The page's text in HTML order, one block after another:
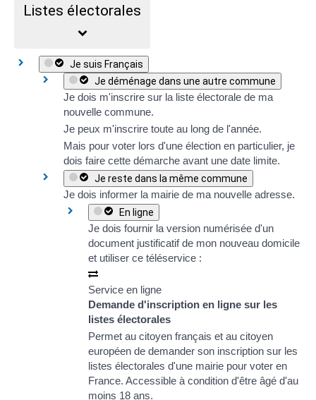
Listes électorales
Je suis Français
Je déménage dans une autre commune
Je dois m'inscrire sur la liste électorale de ma
nouvelle commune.
Je peux m'inscrire toute au long de l'année.
Mais pour voter lors d'une élection en particulier, je
dois faire cette démarche avant une date limite.
Je reste dans la même commune
Je dois informer la mairie de ma nouvelle adresse.
En ligne
Je dois fournir la version numérisée d'un
document justificatifde mon nouveau domicile
et utiliser ce téléservice :
Service en ligne
Demande d'inscription en ligne sur les
listes électorales
Permet au citoyen français et au citoyen
européen de demander son inscription sur les
listes électorales d'une mairie pour voter en
France. Accessible à condition d'être âgé d'au
moins 18 ans.